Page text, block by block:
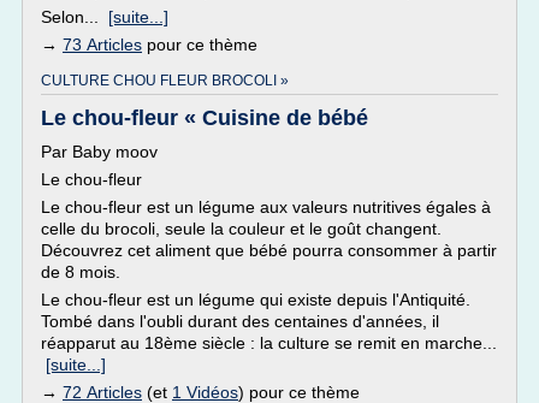
Selon... [suite...]
→ 73 Articles pour ce thème
CULTURE CHOU FLEUR BROCOLI »
Le chou-fleur « Cuisine de bébé
Par Baby moov
Le chou-fleur
Le chou-fleur est un légume aux valeurs nutritives égales à
celle du brocoli, seule la couleur et le goût changent.
Découvrez cet aliment que bébé pourra consommer à partir
de 8 mois.
Le chou-fleur est un légume qui existe depuis l'Antiquité.
Tombé dans l'oubli durant des centaines d'années, il
réapparut au 18ème siècle : la culture se remit en marche...
[suite...]
→ 72 Articles (et 1 Vidéos) pour ce thème